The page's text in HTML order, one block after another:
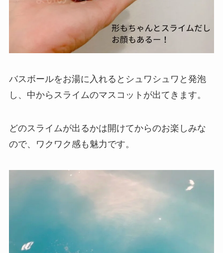
バスボールをお湯に入れるとシュワシュワと発泡
し、中からスライムのマスコットが出てきます。
どのスライムが出るかは開けてからのお楽しみな
ので、ワクワク感も魅力です。